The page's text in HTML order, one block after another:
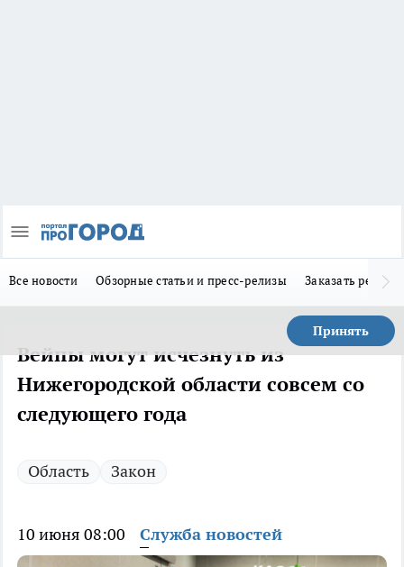
Все новости Обзорные статьи и пресс-релизы Заказать
Принять
Вейпы могут исчезнуть из
Нижегородской области совсем со
следующего года
Область Закон
10 июня 08:00 Служба новостей